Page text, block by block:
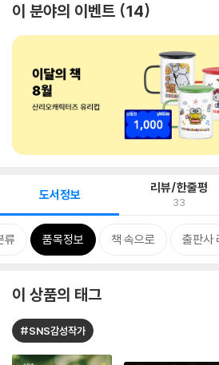
이 분야의 이벤트 14
도서정보 리뷰/한줄평
33
류 품목정보 책 속으로 출판사
이 상품의 태그
#SNS감성작가